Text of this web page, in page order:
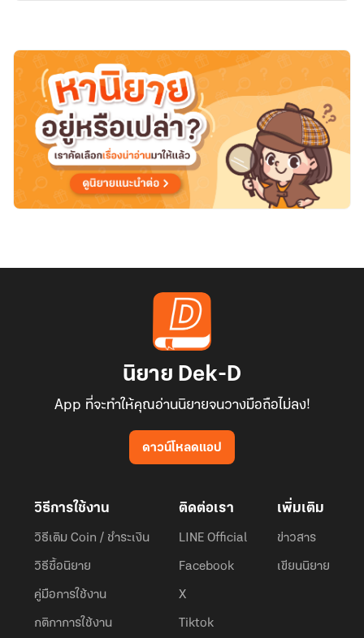
ต่าง
โลก
สุด
รัก
ไป
ได้
นิยาย Dek-D
App ที่จะทำให้คุณอ่านนิยายจนวางมือถือไม่ลง!
ดาวน์โหลดแอป
วิธีการใช้งาน
วิธีเติม Coin / ชำระเงิน
วิธีซื้อนิยาย
คู่มือการใช้งาน
กติกาการใช้งาน
ติดต่อเรา
LINE Official
Facebook
X
Tiktok
เพิ่มเติม
ข่าวสาร
เขียนนิยาย